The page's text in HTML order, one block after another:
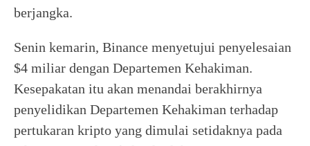
berjangka.
Senin kemarin, Binance menyetujui penyelesaian
$4 miliar dengan Departemen Kehakiman.
Kesepakatan itu akan menandai berakhirnya
penyelidikan Departemen Kehakiman terhadap
pertukaran kripto yang dimulai setidaknya pada